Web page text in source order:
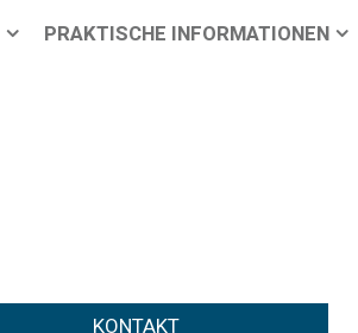
PRAKTISCHE INFORMATIONEN
KONTAKT